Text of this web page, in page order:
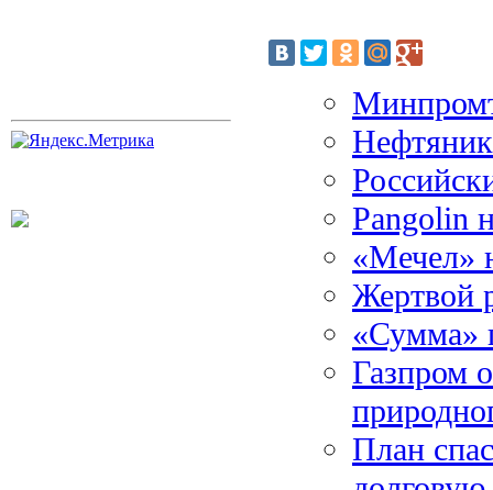
Pangolin
«Мечел»
Жертвой
«Сумма»
Газпром
План